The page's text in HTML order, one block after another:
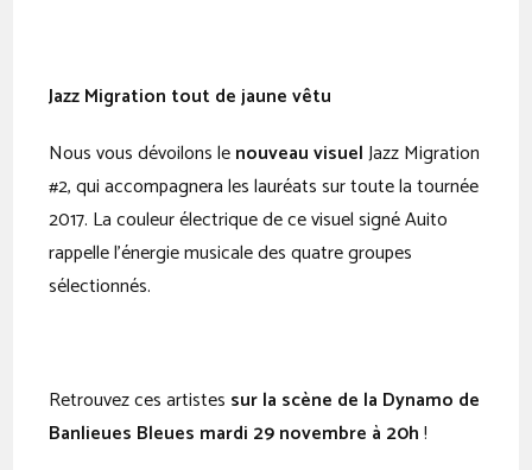
Jazz Migration tout de jaune vêtu
Nous vous dévoilons lenouveau visuelJazz Migration
#2, qui accompagnera les lauréats sur toute la tournée
2017. La couleur électrique de ce visuel signé Auito
rappelle l’énergie musicale des quatre groupes
sélectionnés.
Retrouvez ces artistes sur la scène de la Dynamo de
Banlieues Bleues mardi 29 novembre à 20h!